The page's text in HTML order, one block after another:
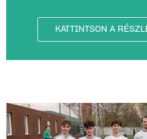
KATTINTSON A